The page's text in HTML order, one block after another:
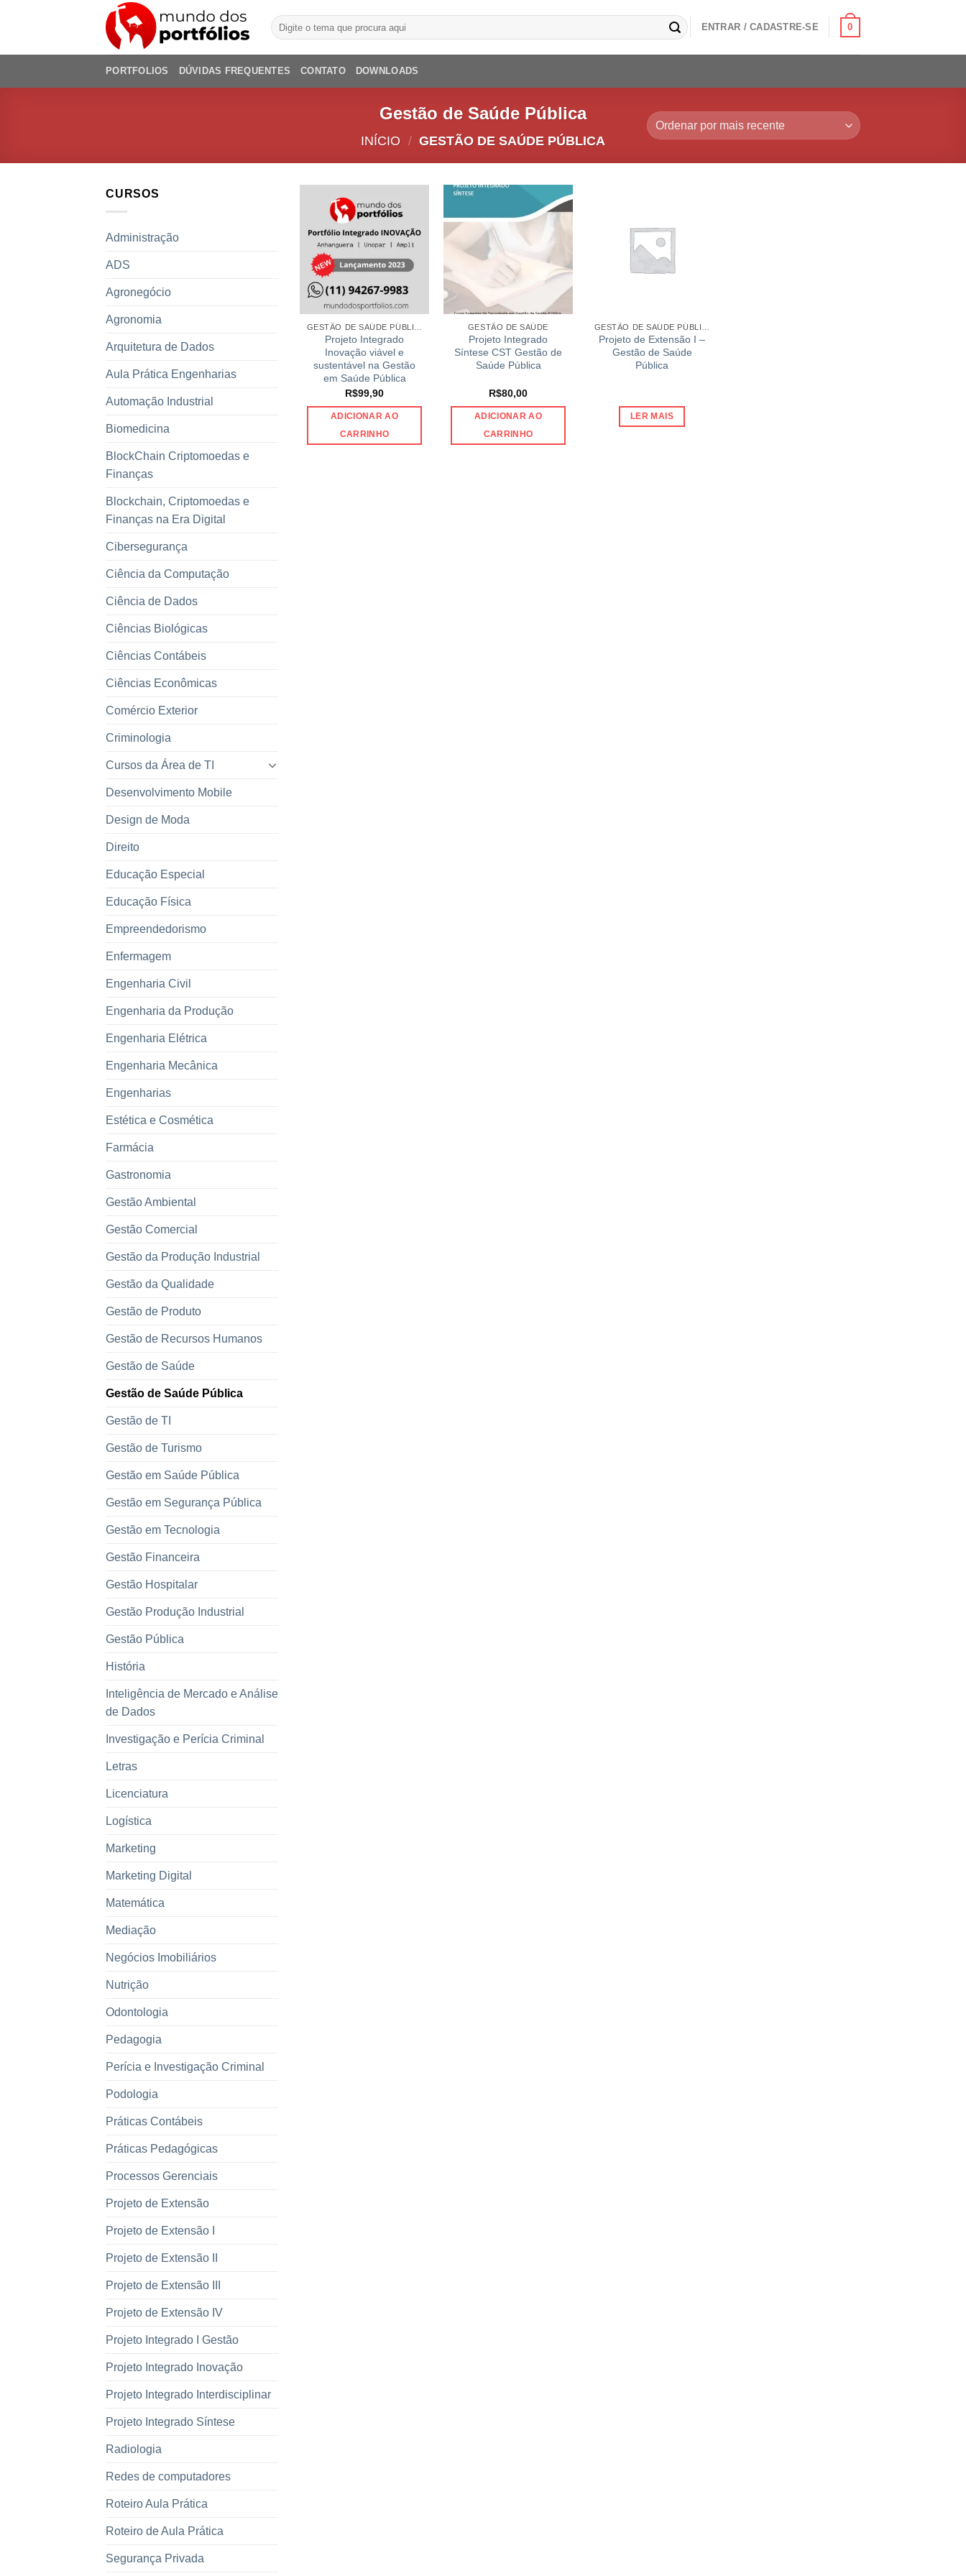
Pesquisar
por:
ENTRAR / CADASTRE-SE 0
PORTFOLIOS DÚVIDAS FREQUENTES CONTATO DOWNLOADS
Gestão de Saúde Pública
INÍCIO / GESTÃO DE SAÚDE PÚBLICA
CURSOS
Administração
ADS
Agronegócio
Agronomia
Arquitetura de Dados
Aula Prática Engenharias
Automação Industrial
Biomedicina
BlockChain Criptomoedas e
Finanças
Blockchain, Criptomoedas e
Finanças na Era Digital
Cibersegurança
Ciência da Computação
Ciência de Dados
Ciências Biológicas
Ciências Contábeis
Ciências Econômicas
Comércio Exterior
Criminologia
Cursos da Área de TI
Desenvolvimento Mobile
Design de Moda
Direito
Educação Especial
Educação Física
Empreendedorismo
Enfermagem
Engenharia Civil
Engenharia da Produção
Engenharia Elétrica
Engenharia Mecânica
Engenharias
Estética e Cosmética
Farmácia
Gastronomia
Gestão Ambiental
Gestão Comercial
Gestão da Produção Industrial
Gestão da Qualidade
Gestão de Produto
Gestão de Recursos Humanos
Gestão de Saúde
Gestão de Saúde Pública
Gestão de TI
Gestão de Turismo
Gestão em Saúde Pública
Gestão em Segurança Pública
Gestão em Tecnologia
Gestão Financeira
Gestão Hospitalar
Gestão Produção Industrial
Gestão Pública
História
Inteligência de Mercado e Análise
de Dados
Investigação e Perícia Criminal
Letras
Licenciatura
Logística
Marketing
Marketing Digital
Matemática
Mediação
Negócios Imobiliários
Nutrição
Odontologia
Pedagogia
Perícia e Investigação Criminal
Podologia
Práticas Contábeis
Práticas Pedagógicas
Processos Gerenciais
Projeto de Extensão
Projeto de Extensão I
Projeto de Extensão II
Projeto de Extensão III
Projeto de Extensão IV
Projeto Integrado I Gestão
Projeto Integrado Inovação
Projeto Integrado Interdisciplinar
Projeto Integrado Síntese
Radiologia
Redes de computadores
Roteiro Aula Prática
Roteiro de Aula Prática
Segurança Privada
Projeto Integrado
Inovação viável e
sustentável na Gestão
em Saúde Pública
R$99,90
ADICIONAR AO
CARRINHO
GESTÃO DE SAÚDE
Projeto Integrado
Síntese CST Gestão de
Saúde Pública
R$80,00
ADICIONAR AO
CARRINHO
Projeto de Extensão I –
Gestão de Saúde
Pública
LER MAIS